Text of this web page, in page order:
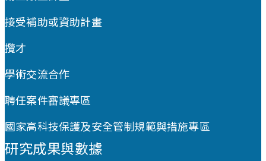
接受補助或資助計畫
攬才
學術交流合作
聘任案件審議專區
國家高科技保護及安全管制規範與措施專區
研究成果與數據